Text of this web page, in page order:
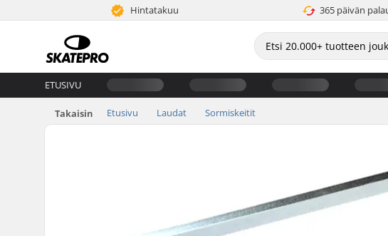
Hintatakuu 365 päivän
ETUSIVU
Takaisin Etusivu Laudat Sormiskeitit